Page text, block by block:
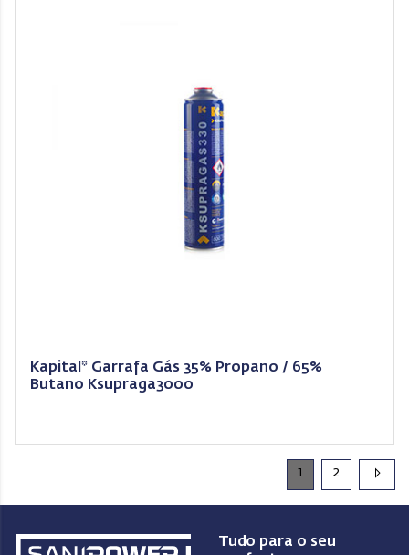
Kapital* Garrafa Gás 35% Propano / 65%
Butano Ksupraga3000
1 2
Tudo para o seu